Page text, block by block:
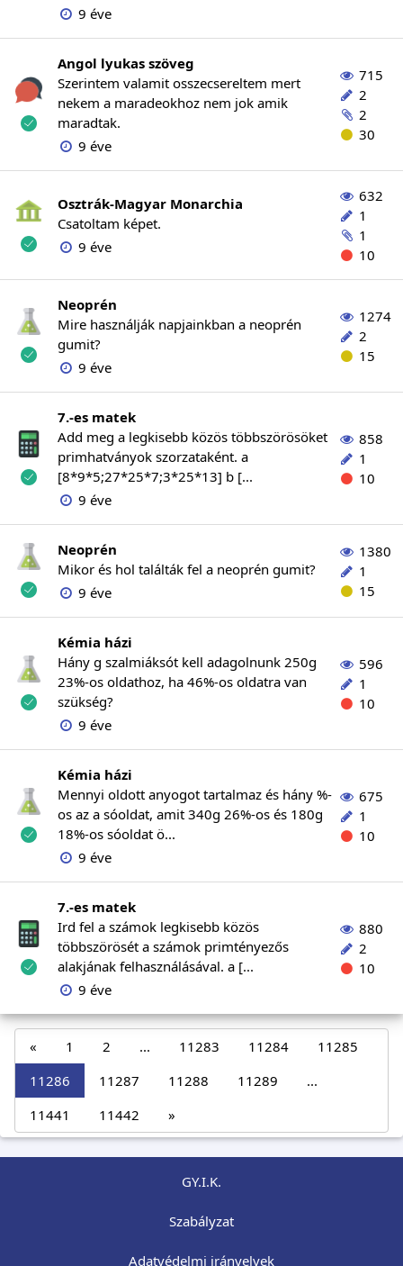
9 éve
Angol lyukas szöveg
Szerintem valamit osszecsereltem mert
nekem a maradeokhoz nem jok amik
maradtak.
9 éve
715
2
2
30
Osztrák-Magyar Monarchia
Csatoltam képet.
9 éve
632
1
1
10
Neoprén
Mire használják napjainkban a neoprén
gumit?
9 éve
1274
2
15
7.-es matek
Add meg a legkisebb közös többszörösöket
primhatványok szorzataként. a
[8*9*5;27*25*7;3*25*13] b [...
9 éve
858
1
10
Neoprén
Mikor és hol találták fel a neoprén gumit?
9 éve
1380
1
15
Kémia házi
Hány g szalmiáksót kell adagolnunk 250g
23%-os oldathoz, ha 46%-os oldatra van
szükség?
9 éve
596
1
10
Kémia házi
Mennyi oldott anyogot tartalmaz és hány %-
os az a sóoldat, amit 340g 26%-os és 180g
18%-os sóoldat ö...
9 éve
675
1
10
7.-es matek
Ird fel a számok legkisebb közös
többszörösét a számok primtényezős
alakjának felhasználásával. a [...
9 éve
880
2
10
« 1 2 ... 11283 11284
11285
11286
11287 11288 11289
...
11441
11442 »
GY.I.K.
Szabályzat
Adatvédelmi irányelvek